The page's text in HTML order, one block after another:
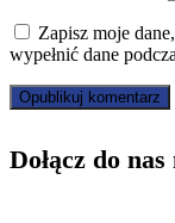
Zapisz moje
wypełnić dane
Dołącz do